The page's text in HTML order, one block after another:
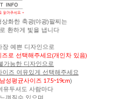
화한 축광(야광)팔찌는
환하게 빛을 냅니다
예쁜 디자인으로
로 선택해주세요(개인차 있음)
가능한 디자인으로
즈 여유있게 선택해주세요
성평균사이즈 17.5~19cm)
유두셔도 사람마다